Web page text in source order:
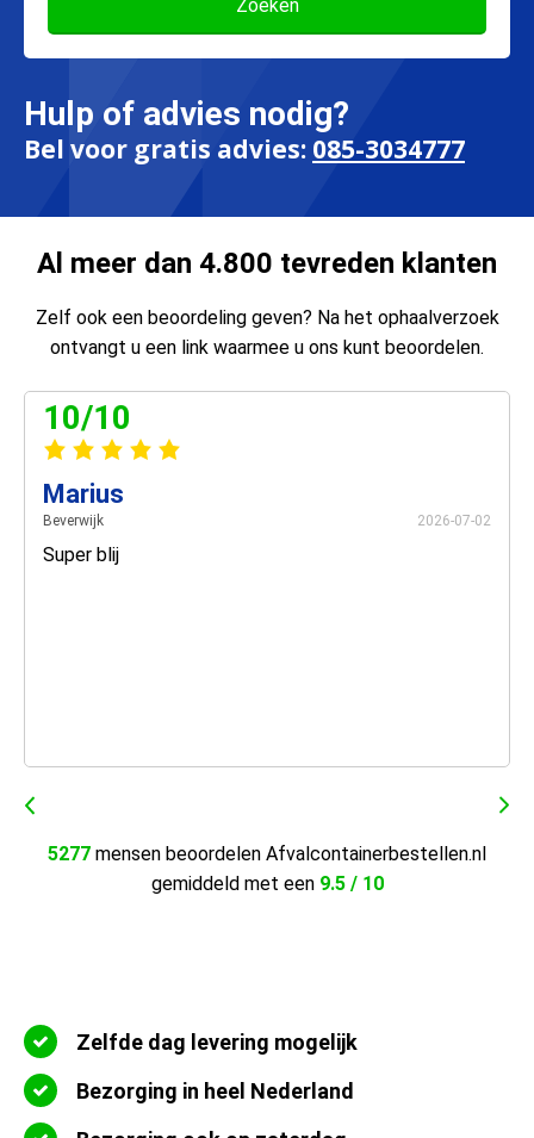
Hulp of advies nodig?
Bel voor gratis advies: 085-3034777
Al meer dan 4.800 tevreden klanten
Zelf ook een beoordeling geven? Na het ophaalverzoek
ontvangt u een link waarmee u ons kunt beoordelen.
10/10
Marius
Beverwijk 2026-07-02
Super blij
5277 mensen beoordelen Afvalcontainerbestellen.nl
gemiddeld met een 9.5 / 10
Zelfde dag levering mogelijk
Bezorging in heel Nederland